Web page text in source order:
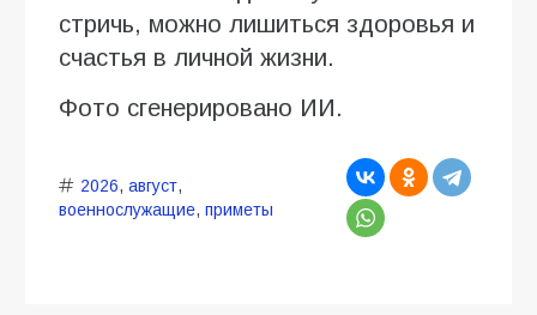
стричь, можно лишиться здоровья и
счастья в личной жизни.
Фото сгенерировано ИИ.
2026, август,
военнослужащие, приметы